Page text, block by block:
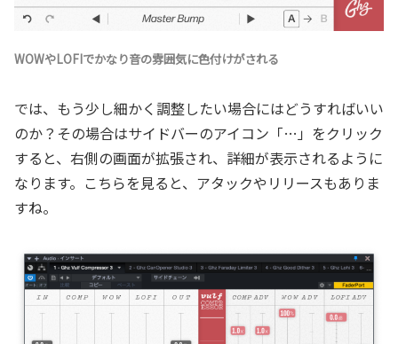
WOWやLOFIでかなり音の雰囲気に色付けがされる
では、もう少し細かく調整したい場合にはどうすればいい
のか？その場合はサイドバーのアイコン「…」をクリック
すると、右側の画面が拡張され、詳細が表示されるように
なります。こちらを見ると、アタックやリリースもありま
すね。